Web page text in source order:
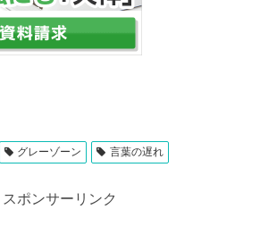
グレーゾーン 言葉の遅れ
スポンサーリンク